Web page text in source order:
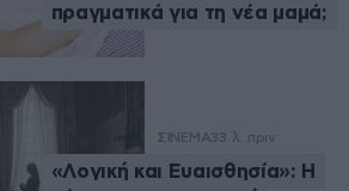
πραγματικά για τη νέα μαμά;
ΣΙΝΕΜΑ33 λ. πριν
«Λογική και Ευαισθησία»: Η